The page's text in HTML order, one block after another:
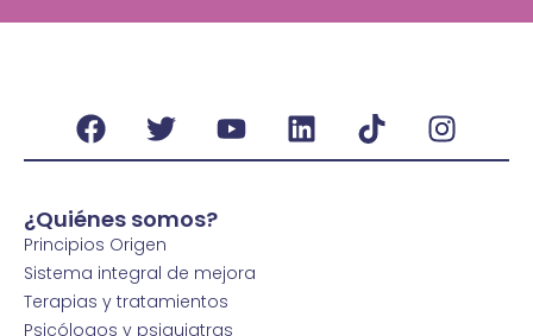
¿Quiénes somos?
Principios Origen
Sistema integral de mejora
Terapias y tratamientos
Psicólogos y psiquiatras